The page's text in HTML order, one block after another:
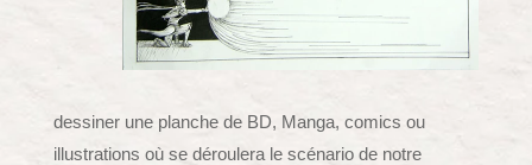
dessiner une planche de BD, Manga, comics ou
illustrations où se déroulera le scénario de notre